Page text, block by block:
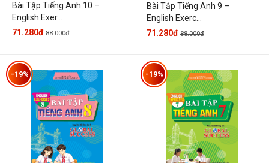
Bài Tập Tiếng Anh 10 –
English Exer...
71.280đ 88.000đ
Bài Tập Tiếng Anh 9 –
English Exerc...
71.280đ 88.000đ
-19% -19%